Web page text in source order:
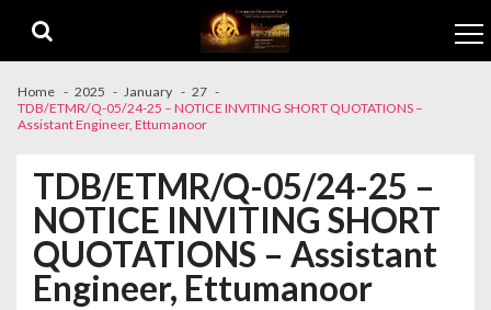
Home 2025 January
27
TDB/ETMR/Q-05/24-25 – NOTICE INVITING SHORT QUOTATIONS –
Assistant Engineer, Ettumanoor
TDB/ETMR/Q-05/24-25 –
NOTICE INVITING SHORT
QUOTATIONS – Assistant
Engineer, Ettumanoor